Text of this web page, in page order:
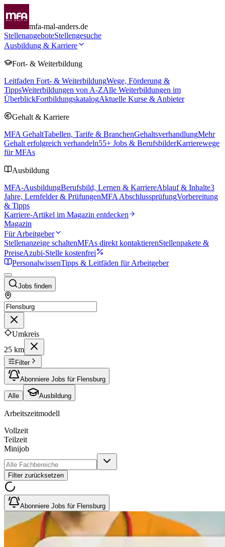
mfa-mal-anders.de
StellenangeboteStellengesuche
Ausbildung & Karriere
Fort- & Weiterbildung
Leitfaden Fort- & WeiterbildungWege, Förderung &
TippsWeiterbildungen von A-ZAlle Weiterbildungen im
ÜberblickFortbildungskatalogAktuelle Kurse & Anbieter
Gehalt & Karriere
MFA GehaltTabellen, Tarife & BranchenGehaltsverhandlungMehr
Gehalt erfolgreich verhandeln55+ Jobs & BerufsbilderKarrierewege
für MFAs
Ausbildung
MFA-AusbildungBerufsbild, Lernen & KarriereAblauf & Inhalte3
Jahre, Lernfelder & PrüfungenMFA AbschlussprüfungVorbereitung
& Tipps
Karriere-Artikel im Magazin entdecken
Magazin
Für Arbeitgeber
Stellenanzeige schaltenMFAs direkt kontaktierenStellenpakete &
PreiseAzubi-Stelle kostenfrei
PersonalwissenTipps & Leitfäden für Arbeitgeber
Jobs finden
Umkreis
25 km
Filter
Abonniere Jobs für Flensburg
Alle Ausbildung
Arbeitszeitmodell
Vollzeit
Teilzeit
Minijob
Filter zurücksetzen
Abonniere Jobs für Flensburg